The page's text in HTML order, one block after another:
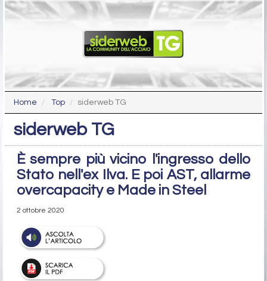
Home Top siderweb TG
siderweb TG
È sempre più vicino l'ingresso dello
Stato nell'ex Ilva. E poi AST, allarme
overcapacity e Made in Steel
2 ottobre 2020